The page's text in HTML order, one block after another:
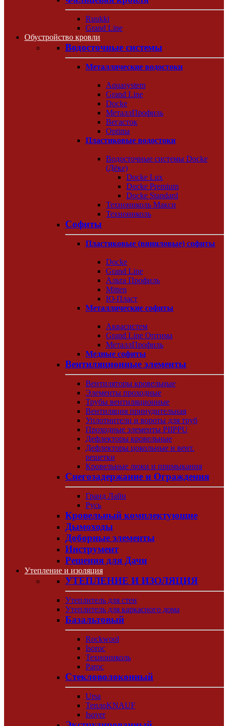
Ruukki
Grand Line
Обустройство кровли
Водосточные системы
Металлические водостоки
Aquasystem
Grand Line
Docke
МеталлПрофиль
Вегасток
Optima
Пластиковые водостоки
Водосточные системы Docke
(Дёке)
Docke Lux
Docke Premium
Docke Standard
Технониколь Макси
Технониколь
Софиты
Пластиковые (виниловые) софиты
Docke
Grand Line
Альта Профиль
Mitten
Ю-Пласт
Металлические софиты
Аквасистем
Grand Line Оптима
МеталлПрофиль
Медные софиты
Вентиляционные элементы
Вентиляторы кровельные
Элементы проходные
Трубы вентиляционные
Вентиляция принудительная
Уплотнители и вороты для труб
Проходные элементы PIIPPU
Дефлекторы кровельные
Дефлекторы цокольные и вент.
решетки
Кровельные люки и примыкания
Снегозадержание и Ограждения
Гранд Лайн
Русь
Кровельный комплектующие
Дымоходы
Доборные элементы
Инструмент
Решения для Дачи
Утепление и изоляция
УТЕПЛЕНИЕ И ИЗОЛЯЦИЯ
Утеплитель для стен
Утеплитель для каркасного дома
Базальтовый
Rockwool
Isoroc
Технониколь
Paroc
Стекловолоконный
Ursa
ТеплоKNAUF
Isover